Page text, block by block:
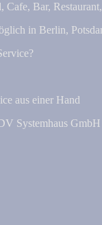
Bar,
in Berlin,
aus einer Hand
Systemhaus GmbH